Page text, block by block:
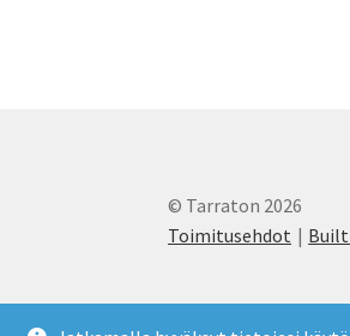
© Tarraton 2026
Toimitusehdot